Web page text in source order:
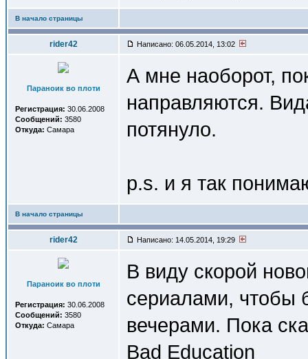
В начало страницы
rider42 Написано: 06.05.2014, 13:02
Параноик во плоти
Регистрация: 30.06.2008
Сообщений: 3580
Откуда: Самара
А мне наоборот,
направляются.
потянуло.
p.s. и я так
В начало страницы
rider42 Написано: 14.05.2014, 19:29
Параноик во плоти
Регистрация: 30.06.2008
Сообщений: 3580
Откуда: Самара
В виду скорой
сериалами, чтобы
вечерами. Пока
Bad Education